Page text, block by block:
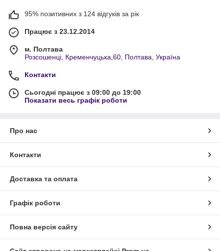
95% позитивних з 124 відгуків за рік
Працює з 23.12.2014
м. Полтава
Розсошенці, Кременчуцька,60, Полтава, Україна
Контакти
Сьогодні працює з 09:00 до 19:00
Показати весь графік роботи
Про нас
Контакти
Доставка та оплата
Графік роботи
Повна версія сайту